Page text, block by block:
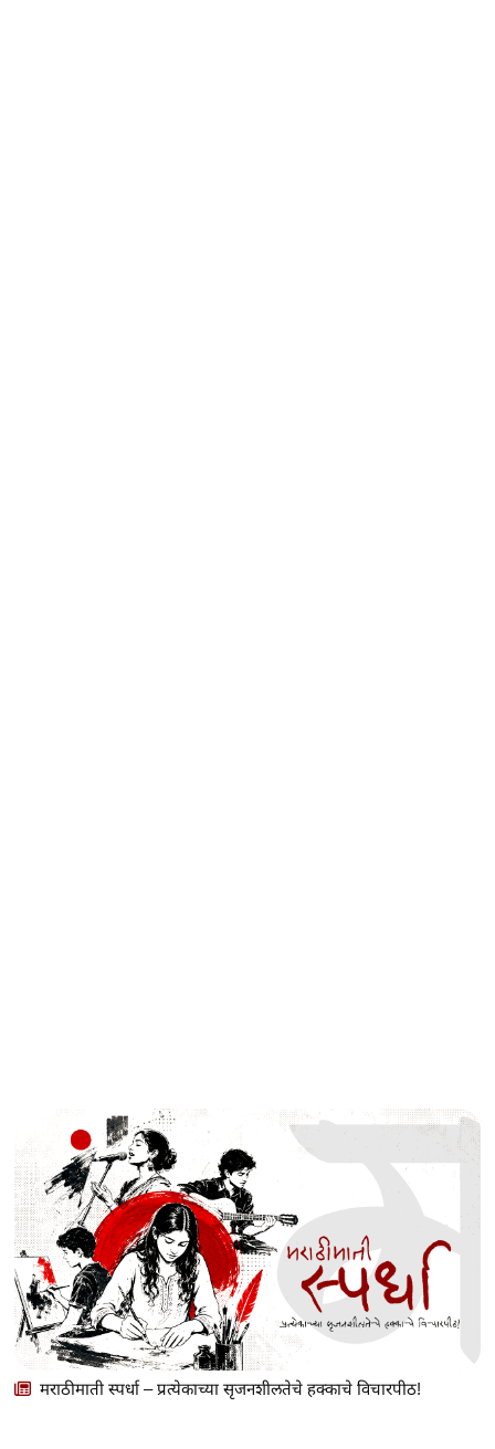
मराठीमाती स्पर्धा – प्रत्येकाच्या सृजनशीलतेचे हक्काचे विचारपीठ!